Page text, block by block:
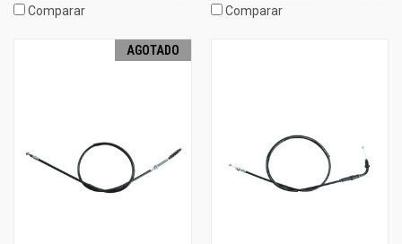
Comparar Comparar
AGOTADO